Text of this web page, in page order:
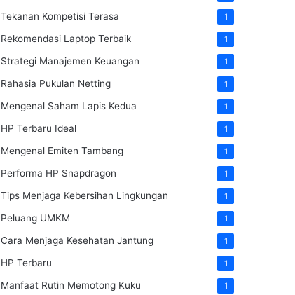
Tekanan Kompetisi Terasa 1
Rekomendasi Laptop Terbaik 1
Strategi Manajemen Keuangan 1
Rahasia Pukulan Netting 1
Mengenal Saham Lapis Kedua 1
HP Terbaru Ideal 1
Mengenal Emiten Tambang 1
Performa HP Snapdragon 1
Tips Menjaga Kebersihan Lingkungan 1
Peluang UMKM 1
Cara Menjaga Kesehatan Jantung 1
HP Terbaru 1
Manfaat Rutin Memotong Kuku 1